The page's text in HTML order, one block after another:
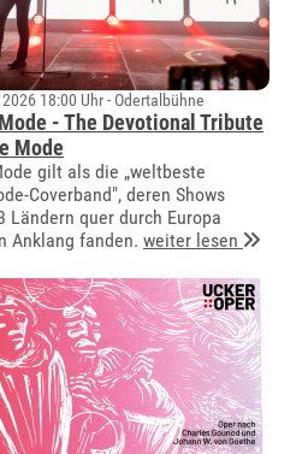
18:00 Uhr - Odertalbühne
- The Devotional Tribute
Mode
gilt als die „weltbeste
Coverband", deren Shows
Ländern quer durch Europa
Anklang fanden. weiter lesen